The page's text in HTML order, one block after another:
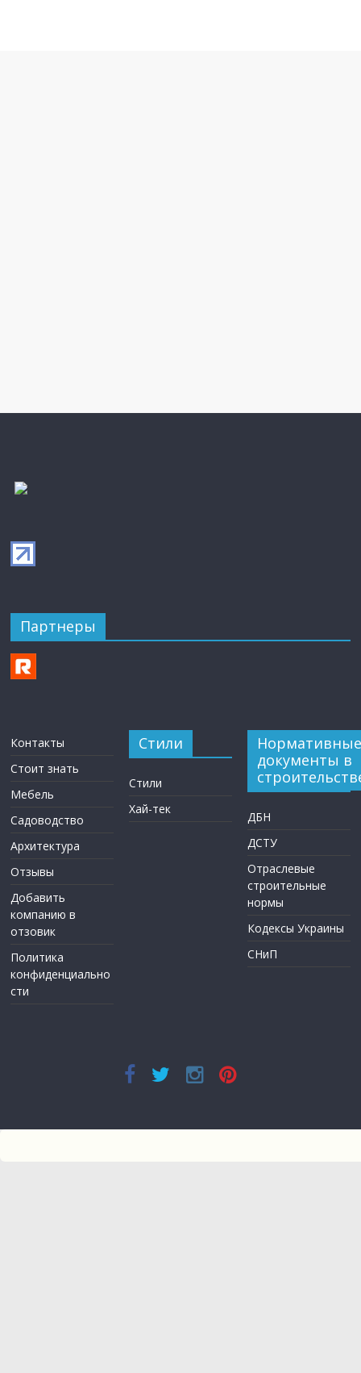
Партнеры
Контакты
Стоит знать
Мебель
Садоводство
Архитектура
Отзывы
Добавить
компанию в
отзовик
Политика
конфиденциально
сти
Стили
Стили
Хай-тек
Нормативные
документы в
ДБН
ДСТУ
Отраслевые
строительные
нормы
Кодексы Украины
СНиП